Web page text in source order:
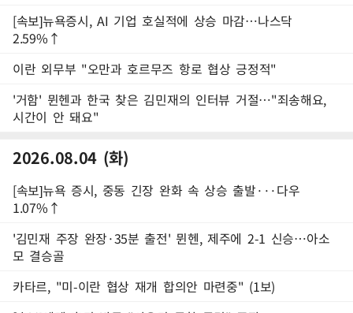
[속보]뉴욕증시, AI 기업 호실적에 상승 마감…나스닥
2.59%↑
이란 외무부 "오만과 호르무즈 항로 협상 긍정적"
'거함' 뮌헨과 한국 찾은 김민재의 인터뷰 거절…"죄송해요,
시간이 안 돼요"
2026.08.04 (화)
[속보]뉴욕 증시, 중동 긴장 완화 속 상승 출발···다우
1.07%↑
'김민재 주장 완장·35분 출전' 뮌헨, 제주에 2-1 신승…아소
모 결승골
카타르, "미-이란 협상 재개 합의안 마련중" (1보)